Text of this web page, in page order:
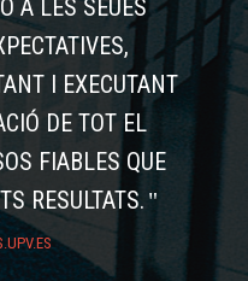
A LES SEUES
I EXECUTANT
DE TOT EL
FIABLES QUE
RESULTATS.